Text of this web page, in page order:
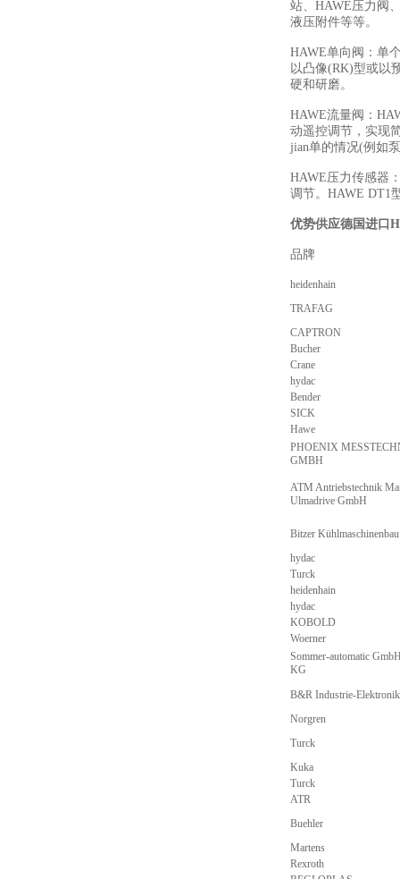
站、HAWE压力阀
液压附件等等。
HAWE单向阀：单
以凸像(RK)型或以
硬和研磨。
HAWE流量阀：
动遥控调节，实现
jian单的情况(例如
HAWE压力传感器
调节。HAWE DT1
优势供应德国进口
品牌
heidenhain
TRAFAG
CAPTRON
Bucher
Crane
hydac
Bender
SICK
Hawe
PHOENIX
GMBH
ATM Antriebstechnik
Ulmadrive GmbH
Bitzer
hydac
Turck
heidenhain
hydac
KOBOLD
Woerner
Sommer-automatic
KG
B&R Industrie-
Norgren
Turck
Kuka
Turck
ATR
Buehler
Martens
Rexroth